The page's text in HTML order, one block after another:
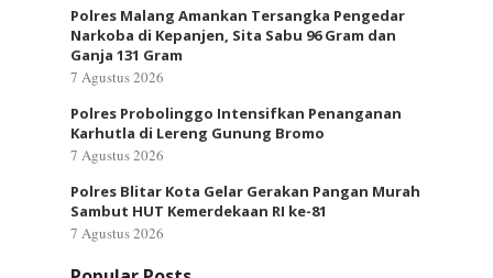
Polres Malang Amankan Tersangka Pengedar
Narkoba di Kepanjen, Sita Sabu 96 Gram dan
Ganja 131 Gram
7 Agustus 2026
Polres Probolinggo Intensifkan Penanganan
Karhutla di Lereng Gunung Bromo
7 Agustus 2026
Polres Blitar Kota Gelar Gerakan Pangan Murah
Sambut HUT Kemerdekaan RI ke-81
7 Agustus 2026